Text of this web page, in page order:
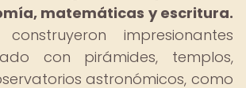
matemáticas y escritura.
impresionantes
con pirámides, templos,
astronómicos, como